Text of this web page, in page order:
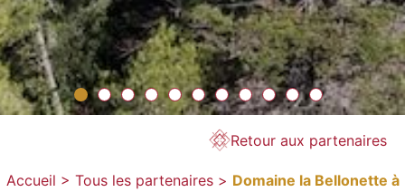
Retour aux partenaires
Accueil > Tous les partenaires > Domaine la Bellonette à